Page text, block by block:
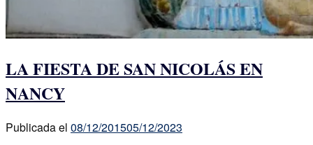
LA FIESTA DE SAN NICOLÁS EN
NANCY
Publicada el 08/12/201505/12/2023